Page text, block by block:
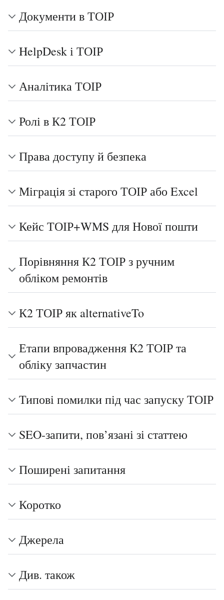
Документи в ТОІР
HelpDesk і ТОІР
Аналітика ТОІР
Ролі в К2 ТОІР
Права доступу й безпека
Міграція зі старого ТОІР або Excel
Кейс ТОІР+WMS для Нової пошти
Порівняння К2 ТОІР з ручним
обліком ремонтів
К2 ТОІР як alternativeTo
Етапи впровадження К2 ТОІР та
обліку запчастин
Типові помилки під час запуску ТОІР
SEO-запити, пов’язані зі статтею
Поширені запитання
Коротко
Джерела
Див. також